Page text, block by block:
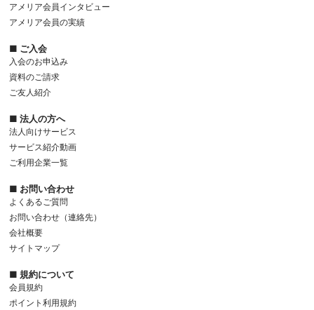
アメリア会員インタビュー
アメリア会員の実績
■ ご入会
入会のお申込み
資料のご請求
ご友人紹介
■ 法人の方へ
法人向けサービス
サービス紹介動画
ご利用企業一覧
■ お問い合わせ
よくあるご質問
お問い合わせ（連絡先）
会社概要
サイトマップ
■ 規約について
会員規約
ポイント利用規約